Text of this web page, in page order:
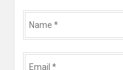
Name
*
Email